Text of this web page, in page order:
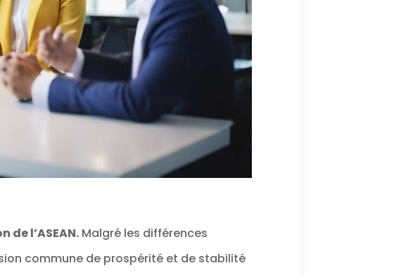
l’ASEAN.Malgré les différences
commune de prospérité et de stabilité